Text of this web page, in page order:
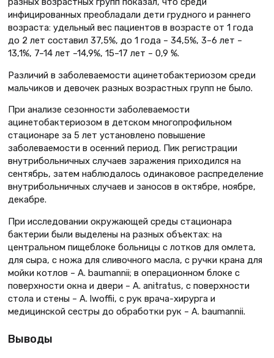
инфицированных преобладали дети грудного и раннего
возраста: удельный вес пациентов в возрасте от 1 года
до 2 лет составил 37,5%, до 1 года – 34,5%, 3–6 лет –
13,1%, 7–14 лет –14,9%, 15–17 лет – 0,9 %.
Различий в заболеваемости ацинетобактериозом среди
мальчиков и девочек разных возрастных групп не было.
При анализе сезонности заболеваемости
ацинетобактериозом в детском многопрофильном
стационаре за 5 лет установлено повышение
заболеваемости в осенний период. Пик регистрации
внутрибольничных случаев заражения приходился на
сентябрь, затем наблюдалось одинаковое распределение
внутрибольничных случаев и заносов в октябре, ноябре,
декабре.
При исследовании окружающей среды стационара
бактерии были выделены на разных объектах: на
центральном пищеблоке больницы с лотков для омлета,
для сыра, с ножа для сливочного масла, с ручки крана для
мойки котлов – A. baumannii; в операционном блоке с
поверхности окна и двери – A. anitratus, с поверхности
стола и стены – A. lwoffii, с рук врача-хирурга и
медицинской сестры до обработки рук – A. baumannii.
Выводы